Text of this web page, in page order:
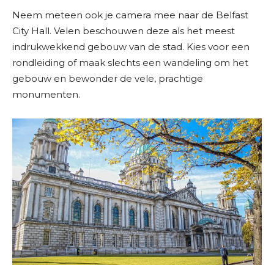
Neem meteen ook je camera mee naar de Belfast
City Hall. Velen beschouwen deze als het meest
indrukwekkend gebouw van de stad. Kies voor een
rondleiding of maak slechts een wandeling om het
gebouw en bewonder de vele, prachtige
monumenten.